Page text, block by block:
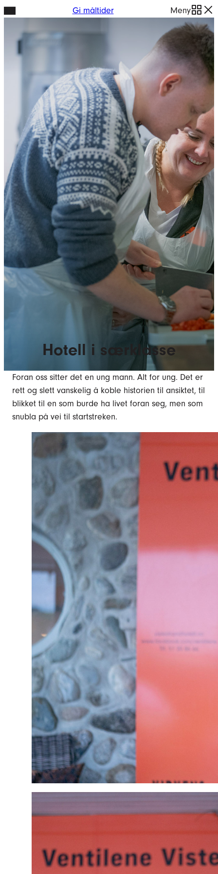
Hopp
innhold
Gi måltider Meny
Hotell i særklasse
Foran oss sitter det en ung mann. Alt for ung. Det er
rett og slett vanskelig å koble historien til ansiktet, til
blikket til en som burde ha livet foran seg, men som
snubla på vei til startstreken.